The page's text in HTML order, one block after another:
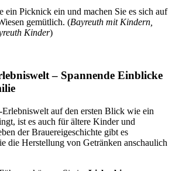
ein Picknick ein und machen Sie es sich auf
gemütlich. (Bayreuth mit Kindern,
Kinder)
– Spannende Einblicke
Erlebniswelt auf den ersten Blick wie ein
ist es auch für ältere Kinder und
der Brauereigeschichte gibt es
die Herstellung von Getränken anschaulich